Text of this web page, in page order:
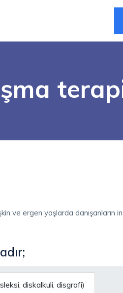
ve ergen yaşlarda danışanların
diskalkuli, disgrafi)